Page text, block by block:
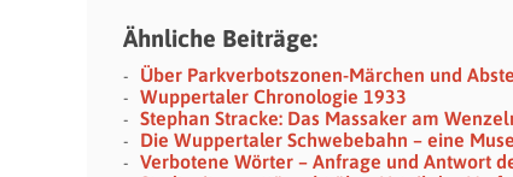
Ähnliche Beiträge:
Über Parkverbotszonen-Märchen und
Wuppertaler Chronologie 1933
Stephan Stracke: Das Massaker am
Die Wuppertaler Schwebebahn – eine
Verbotene Wörter – Anfrage und Antwort